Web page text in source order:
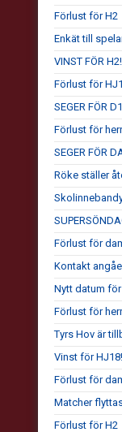
Förlust för H2
Enkät till
VINST FÖR H2!
Förlust för
SEGER FÖR
Förlust för
SEGER FÖR
Röke ställer
Förlust för
Kontakt
Nytt datum
Förlust för
Tyrs Hov är
Vinst för HJ18!
Förlust för
Matcher
Förlust för H2